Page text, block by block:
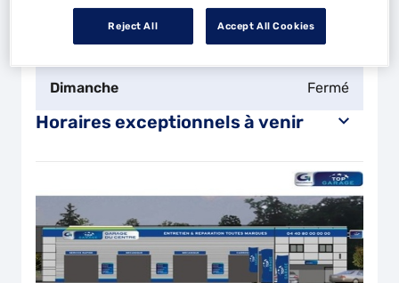
Samedi 08:00 - 12:00
Dimanche Fermé
Horaires exceptionnels à venir
Reject All Accept All Cookies